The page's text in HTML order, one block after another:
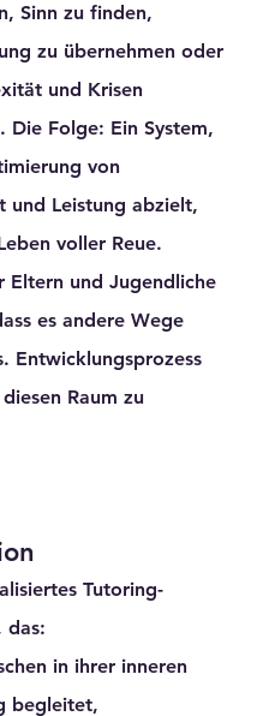
Sinn zu finden,
zu übernehmen oder
und Krisen
Die Folge: Ein System,
von
und Leistung abzielt,
voller Reue.
Eltern und Jugendliche
es andere Wege
Entwicklungsprozess
Raum zu
Tutoring-
das:
in ihrer inneren
begleitet,